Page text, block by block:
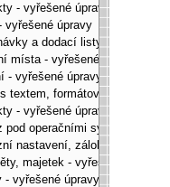
- vyřešené úpravy
vyřešené úpravy
a dodací listy - vyřešené
místa - vyřešené úpravy
- vyřešené úpravy
textem, formátování, ... -
- vyřešené úpravy
pod operačními systémy,
nastavení, zálohování,
majetek - vyřešené úpravy
- vyřešené úpravy